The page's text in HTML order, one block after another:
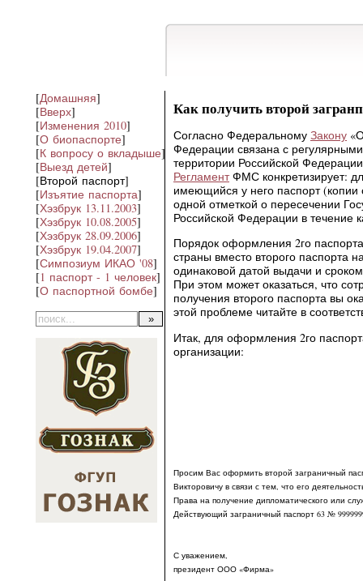
[Домашняя]
[Вверх]
[Изменения 2010]
[О биопаспорте]
[К вопросу о вкладыше]
[Выезд детей]
[Второй паспорт]
[Изъятие паспорта]
[Хэзбрук 13.11.2003]
[Хэзбрук 10.08.2005]
[Хэзбрук 28.09.2006]
[Хэзбрук 19.04.2007]
[Симпозиум ИКАО '08]
[1 паспорт - 1 человек]
[О паспортной бомбе]
Как получить второй
Согласно Федеральному Закону
Федерации связана с
территории Российской
РегламентФМС конкретизирует:
имеющийся у него паспорт (копии
одной отметкой о пересечении
Российской Федерации в течение
Порядок оформления 2го
страны вместо второго паспорта
одинаковой датой выдачи и
При этом может оказаться, что
получения второго паспорта вы
этой проблеме читайте в
Итак, для оформления 2го
организации:
Просим Вас оформить второй заграничный
Викторовичу в связи с тем, что его
Права на получение дипломатического или
Действующий заграничный паспорт 63 №
С уважением,
президент ООО «Фирма»